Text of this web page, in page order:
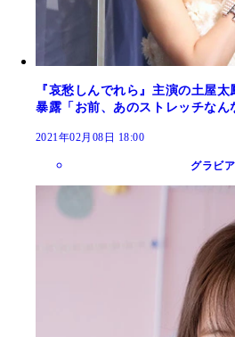
『哀愁しんでれら』主演の土屋
暴露「お前、あのストレッチなん
2021年02月08日 18:00
グラビ